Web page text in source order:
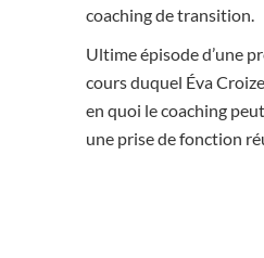
coaching de transition.
Ultime épisode d’une
cours duquel Éva
en quoi le coaching
une prise de fonction